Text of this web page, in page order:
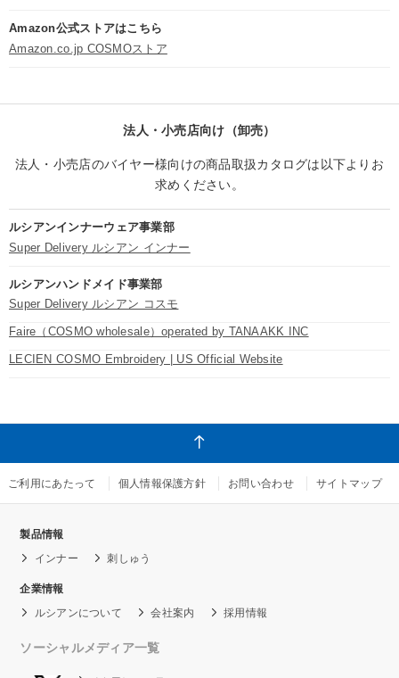
Amazon公式ストアはこちら
Amazon.co.jp COSMOストア
法人・小売店向け（卸売）
法人・小売店のバイヤー様向けの商品取扱カタログは以下よりお
求めください。
ルシアンインナーウェア事業部
Super Delivery ルシアン インナー
ルシアンハンドメイド事業部
Super Delivery ルシアン コスモ
Faire（COSMO wholesale）operated by TANAAKK INC
LECIEN COSMO Embroidery | US Official Website
ご利用にあたって 個人情報保護方針 お問い合わせ サイトマップ
製品情報
インナー
刺しゅう
企業情報
ルシアンについて
会社案内 採用情報
ソーシャルメディア一覧